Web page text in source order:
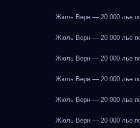
Жюль Верн — 20 000 лье
Жюль Верн — 20 000 лье
Жюль Верн — 20 000 лье
Жюль Верн — 20 000 лье
Жюль Верн — 20 000 лье
Жюль Верн — 20 000 лье